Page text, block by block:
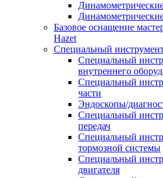
Базовое оснащение
Hazet
Специальный
Специальный
внутреннего
Специальный
части
Эндоскопы/
Специальный
передач
Специальный
тормозной системы
Специальный
двигателя